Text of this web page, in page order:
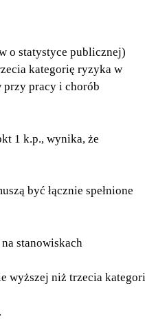
o statystyce publicznej)
kategorię ryzyka w
przy pracy i chorób
1 k.p., wynika, że
być łącznie spełnione
stanowiskach
wyższej niż trzecia